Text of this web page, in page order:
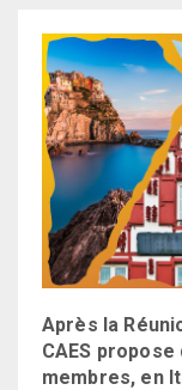
Après la
CAES
membres, en